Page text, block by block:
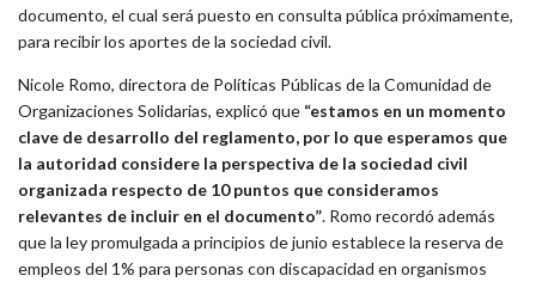
documento, el cual será puesto en consulta pública próximamente,
para recibir los aportes de la sociedad civil.
Nicole Romo, directora de Políticas Públicas de la Comunidad de
Organizaciones Solidarias, explicó que “estamos en un momento
clave de desarrollo del reglamento, por lo que esperamos que
la autoridad considere la perspectiva de la sociedad civil
organizada respecto de 10 puntos que consideramos
relevantes de incluir en el documento”. Romo recordó además
que la ley promulgada a principios de junio establece la reserva de
empleos del 1% para personas con discapacidad en organismos